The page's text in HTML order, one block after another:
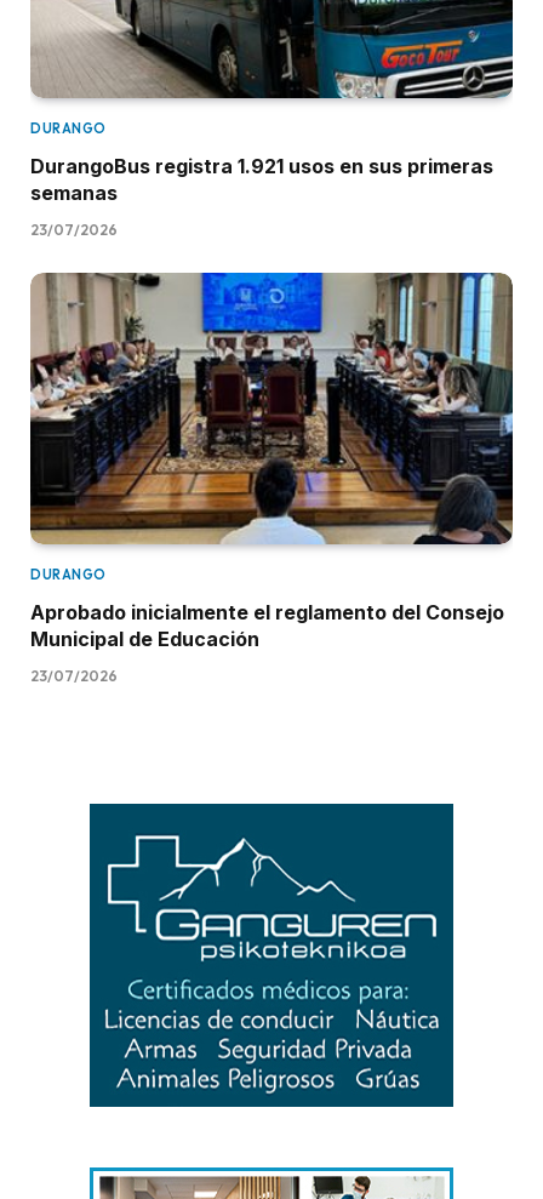
DURANGO
DurangoBus registra 1.921 usos en sus primeras
semanas
23/07/2026
DURANGO
Aprobado inicialmente el reglamento del Consejo
Municipal de Educación
23/07/2026